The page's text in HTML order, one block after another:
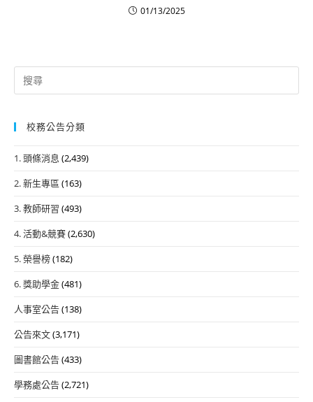
01/13/2025
Search
for:
校務公告分類
1. 頭條消息 (2,439)
2. 新生專區 (163)
3. 教師研習 (493)
4. 活動&競賽(2,630)
5. 榮譽榜(182)
6. 獎助學金(481)
人事室公告(138)
公告來文(3,171)
圖書館公告(433)
學務處公告(2,721)